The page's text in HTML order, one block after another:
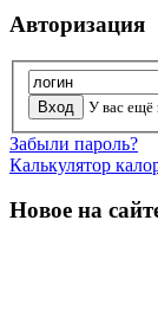
Авторизация
У вас ещё
Забыли пароль?
Калькулятор
Новое на